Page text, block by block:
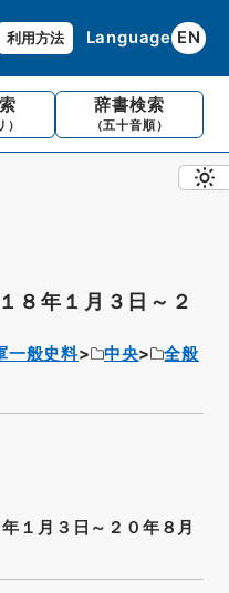
利用方法 Language EN
）
辞書検索
（五十音順）
８年１月３日～２
一般史料 中央
全般
１月３日～２０年８月